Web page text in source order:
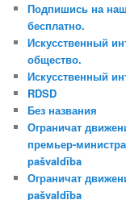
Подпишись на
бесплатно.
Искусственный
общество.
Искусственный
RDSD
Без названия
Ограничат
премьер-
pašvaldība
Ограничат
pašvaldība